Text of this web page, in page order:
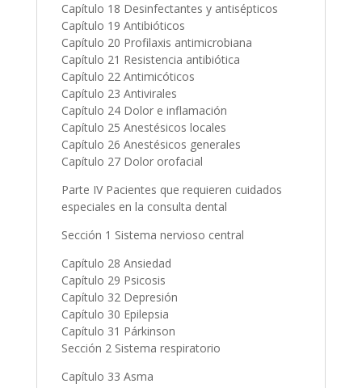
Capítulo 18 Desinfectantes y antisépticos
Capítulo 19 Antibióticos
Capítulo 20 Profilaxis antimicrobiana
Capítulo 21 Resistencia antibiótica
Capítulo 22 Antimicóticos
Capítulo 23 Antivirales
Capítulo 24 Dolor e inflamación
Capítulo 25 Anestésicos locales
Capítulo 26 Anestésicos generales
Capítulo 27 Dolor orofacial
Parte IV Pacientes que requieren cuidados
especiales en la consulta dental
Sección 1 Sistema nervioso central
Capítulo 28 Ansiedad
Capítulo 29 Psicosis
Capítulo 32 Depresión
Capítulo 30 Epilepsia
Capítulo 31 Párkinson
Sección 2 Sistema respiratorio
Capítulo 33 Asma